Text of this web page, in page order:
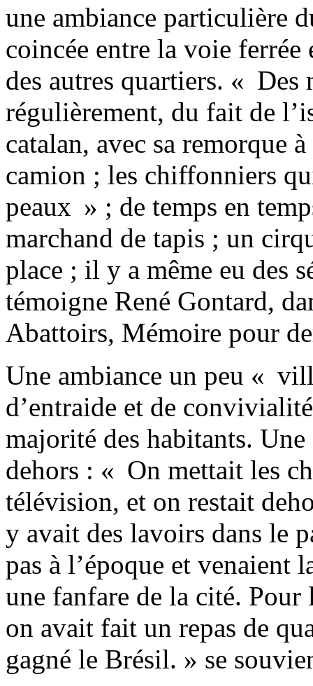
une ambiance particulière
coincée entre la voie ferrée
des autres quartiers. « Des
régulièrement, du fait de
catalan, avec sa remorque
camion ; les chiffonniers
peaux » ; de temps en
marchand de tapis ; un
place ; il y a même eu des
témoigne René Gontard,
Abattoirs, Mémoire pour
Une ambiance un peu «
d’entraide et de
majorité des habitants.
dehors : « On mettait les
télévision, et on restait
y avait des lavoirs dans le
pas à l’époque et
une fanfare de la cité.
on avait fait un repas de
gagné le Brésil. » se